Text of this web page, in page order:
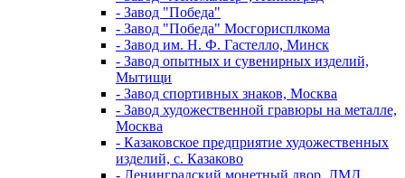
- Завод "Победа"
- Завод "Победа" Мосгорисплкома
- Завод им. Н. Ф. Гастелло, Минск
- Завод опытных и сувенирных изделий,
Мытищи
- Завод спортивных знаков, Москва
- Завод художественной гравюры на металле,
Москва
- Казаковское предприятие художественных
изделий, с. Казаково
- Ленинградский монетный двор, ЛМД